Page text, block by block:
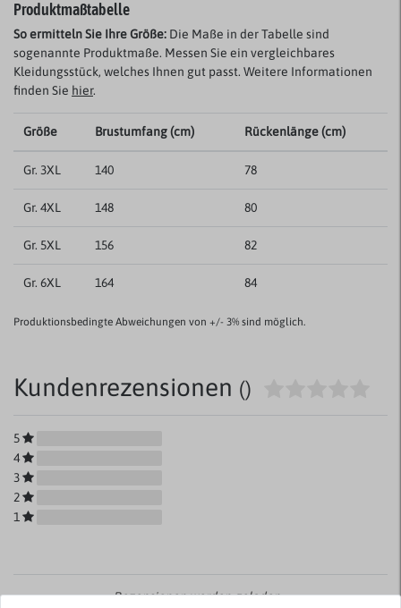
Produktmaßtabelle
So ermitteln Sie Ihre Größe: Die Maße in der Tabelle sind
sogenannte Produktmaße. Messen Sie ein vergleichbares
Kleidungsstück, welches Ihnen gut passt. Weitere Informationen
finden Sie hier.
Größe Brustumfang (cm) Rückenlänge (cm)
Gr. 3XL 140 78
Gr. 4XL 148 80
Gr. 5XL 156 82
Gr. 6XL 164 84
Produktionsbedingte Abweichungen von +/- 3% sind möglich.
Kundenrezensionen ()
5
4
3
2
1
Rezensionen werden geladen...